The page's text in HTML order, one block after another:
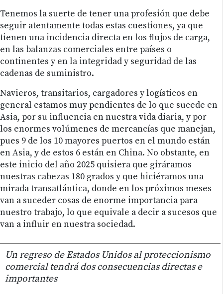
Tenemos la suerte de tener una profesión que debe
seguir atentamente todas estas cuestiones, ya que
tienen una incidencia directa en los flujos de carga,
en las balanzas comerciales entre países o
continentes y en la integridad y seguridad de las
cadenas de suministro.
Navieros, transitarios, cargadores y logísticos en
general estamos muy pendientes de lo que sucede en
Asia, por su influencia en nuestra vida diaria, y por
los enormes volúmenes de mercancías que manejan,
pues 9 de los 10 mayores puertos en el mundo están
en Asia, y de estos 6 están en China. No obstante, en
este inicio del año 2025 quisiera que giráramos
nuestras cabezas 180 grados y que hiciéramos una
mirada transatlántica, donde en los próximos meses
van a suceder cosas de enorme importancia para
nuestro trabajo, lo que equivale a decir a sucesos que
van a influir en nuestra sociedad.
Un regreso de Estados Unidos al proteccionismo
comercial tendrá dos consecuencias directas e
importantes